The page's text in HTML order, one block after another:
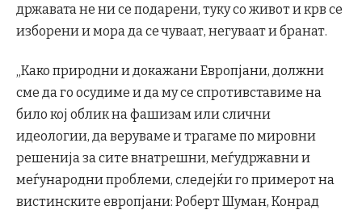
државата не ни се подарени, туку со живот и крв се
изборени и мора да се чуваат, негуваат и бранат.
„Како природни и докажани Европјани, должни
сме да го осудиме и да му се спротивставиме на
било кој облик на фашизам или слични
идеологии, да веруваме и трагаме по мировни
решенија за сите внатрешни, меѓудржавни и
меѓународни проблеми, следејќи го примерот на
вистинските европјани: Роберт Шуман, Конрад